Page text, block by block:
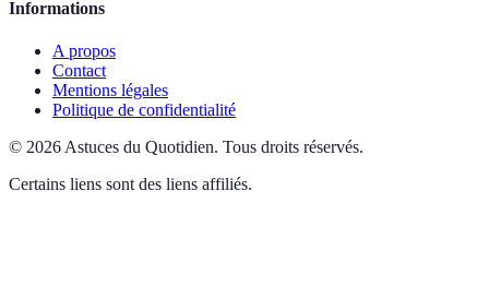
Informations
A propos
Contact
Mentions légales
Politique de confidentialité
© 2026Astuces du Quotidien. Tous droits réservés.
Certains liens sont des liens affiliés.